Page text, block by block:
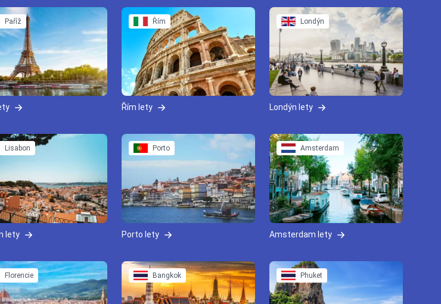
Paříž Řím
Řím lety
Londýn
Londýn lety
Lisabon
lety
Porto
Porto lety
Amsterdam
Amsterdam lety
Florencie Bangkok Phuket